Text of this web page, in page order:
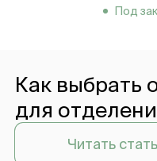
Как выбрать
для
Читать
Под